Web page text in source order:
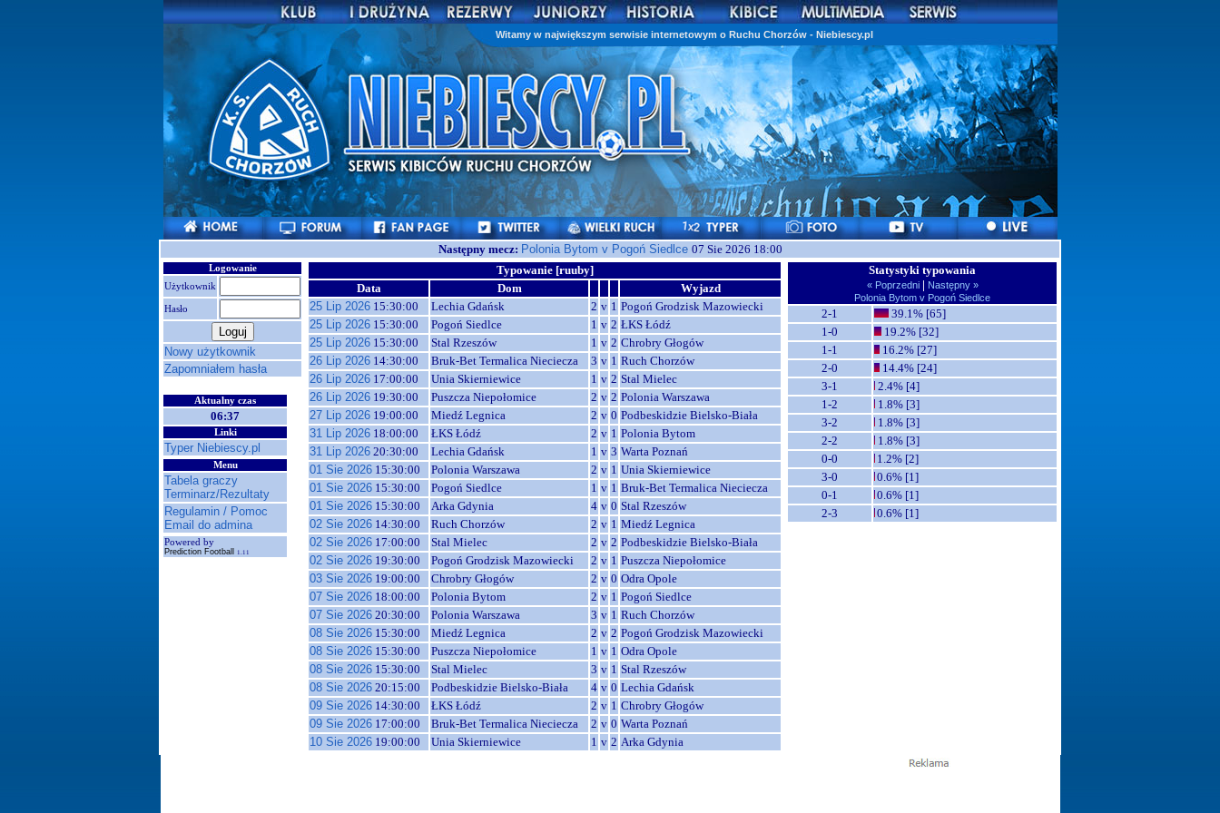
Witamy w największym serwisie internetowym o Ruchu Chorzów - Niebiescy.pl
Następny mecz: Polonia Bytom v Pogoń Siedlce 07 Sie 2026 18:00
Logowanie
Użytkownik
Hasło
Nowy użytkownik
Zapomniałem hasła
Aktualny czas
06:37
Linki
Typer Niebiescy.pl
Menu
Tabela graczy
Terminarz/Rezultaty
Regulamin / Pomoc
Email do admina
Powered by
Prediction Football 1.11
Typowanie [ruuby]
Data
Dom
Wyjazd
25 Lip 2026 15:30:00 Lechia Gdańsk 2 v 1 Pogoń Grodzisk Mazowiecki
25 Lip 2026 15:30:00 Pogoń Siedlce 1 v 2 ŁKS Łódź
25 Lip 2026 15:30:00 Stal Rzeszów 1 v 2 Chrobry Głogów
26 Lip 2026 14:30:00 Bruk-Bet Termalica Nieciecza 3 v 1 Ruch Chorzów
26 Lip 2026 17:00:00 Unia Skierniewice 1 v 2 Stal Mielec
26 Lip 2026 19:30:00 Puszcza Niepołomice 2 v 2 Polonia Warszawa
27 Lip 2026 19:00:00 Miedź Legnica 2 v 0 Podbeskidzie Bielsko-Biała
31 Lip 2026 18:00:00 ŁKS Łódź 2 v 1 Polonia Bytom
31 Lip 2026 20:30:00 Lechia Gdańsk 1 v 3 Warta Poznań
01 Sie 2026 15:30:00 Polonia Warszawa 2 v 1 Unia Skierniewice
01 Sie 2026 15:30:00 Pogoń Siedlce 1 v 1 Bruk-Bet Termalica Nieciecza
01 Sie 2026 15:30:00 Arka Gdynia 4 v 0 Stal Rzeszów
02 Sie 2026 14:30:00 Ruch Chorzów 2 v 1 Miedź Legnica
02 Sie 2026 17:00:00 Stal Mielec 2 v 2 Podbeskidzie Bielsko-Biała
02 Sie 2026 19:30:00 Pogoń Grodzisk Mazowiecki 2 v 1 Puszcza Niepołomice
03 Sie 2026 19:00:00 Chrobry Głogów 2 v 0 Odra Opole
07 Sie 2026 18:00:00 Polonia Bytom 2 v 1 Pogoń Siedlce
07 Sie 2026 20:30:00 Polonia Warszawa 3 v 1 Ruch Chorzów
08 Sie 2026 15:30:00 Miedź Legnica 2 v 2 Pogoń Grodzisk Mazowiecki
08 Sie 2026 15:30:00 Puszcza Niepołomice 1 v 1 Odra Opole
08 Sie 2026 15:30:00 Stal Mielec 3 v 1 Stal Rzeszów
08 Sie 2026 20:15:00 Podbeskidzie Bielsko-Biała 4 v 0 Lechia Gdańsk
09 Sie 2026 14:30:00 ŁKS Łódź 2 v 1 Chrobry Głogów
09 Sie 2026 17:00:00 Bruk-Bet Termalica Nieciecza 2 v 0 Warta Poznań
10 Sie 2026 19:00:00 Unia Skierniewice 1 v 2 Arka Gdynia
Statystyki typowania
« Poprzedni | Następny »
Polonia Bytom v Pogoń Siedlce
2-1
39.1% [65]
1-0
19.2% [32]
1-1
16.2% [27]
2-0
14.4% [24]
3-1
2.4% [4]
1-2
1.8% [3]
3-2
1.8% [3]
2-2
1.8% [3]
0-0
1.2% [2]
3-0
0.6% [1]
0-1
0.6% [1]
2-3
0.6% [1]